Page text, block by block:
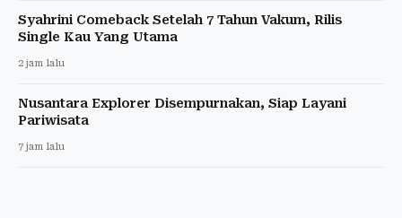
Syahrini Comeback Setelah 7 Tahun Vakum, Rilis
Single Kau Yang Utama
2 jam lalu
Nusantara Explorer Disempurnakan, Siap Layani
Pariwisata
7 jam lalu